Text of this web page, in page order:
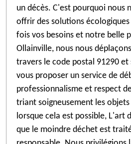
un décès. C'est pourquoi nous
offrir des solutions
fois vos besoins et notre belle
Ollainville, nous nous
travers le code postal 91290 et
vous proposer un service de
professionnalisme et respect
triant soigneusement les
lorsque cela est possible, L'art
que le moindre déchet est